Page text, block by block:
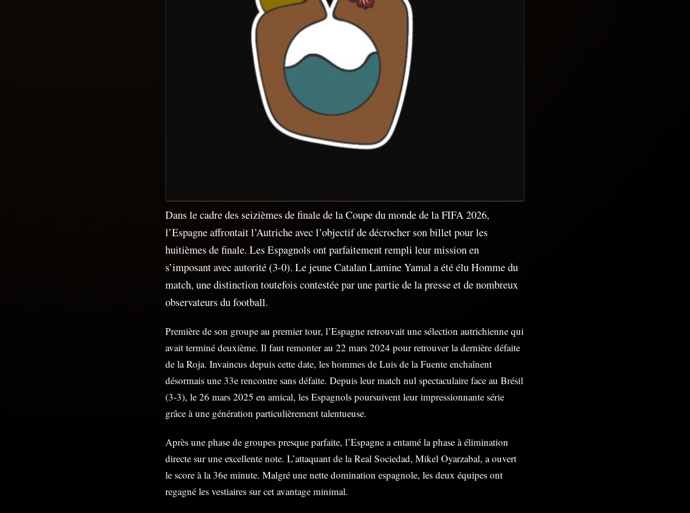
Dans le cadre des seizièmes de finale de la Coupe du monde de la FIFA 2026,
l’Espagne affrontait l’Autriche avec l’objectif de décrocher son billet pour les
huitièmes de finale. Les Espagnols ont parfaitement rempli leur mission en
s’imposant avec autorité (3-0). Le jeune Catalan Lamine Yamal a été élu Homme du
match, une distinction toutefois contestée par une partie de la presse et de nombreux
observateurs du football.
Première de son groupe au premier tour, l’Espagne retrouvait une sélection autrichienne qui
avait terminé deuxième. Il faut remonter au 22 mars 2024 pour retrouver la dernière défaite
de la Roja. Invaincus depuis cette date, les hommes de Luis de la Fuente enchaînent
désormais une 33e rencontre sans défaite. Depuis leur match nul spectaculaire face au Brésil
(3-3), le 26 mars 2025 en amical, les Espagnols poursuivent leur impressionnante série
grâce à une génération particulièrement talentueuse.
Après une phase de groupes presque parfaite, l’Espagne a entamé la phase à élimination
directe sur une excellente note. L’attaquant de la Real Sociedad, Mikel Oyarzabal, a ouvert
le score à la 36e minute. Malgré une nette domination espagnole, les deux équipes ont
regagné les vestiaires sur cet avantage minimal.